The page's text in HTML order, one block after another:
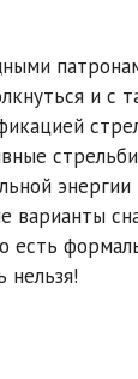
и с
энергии
варианты
есть
нельзя!